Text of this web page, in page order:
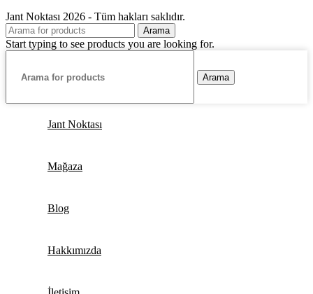
Jant Noktası 2026 - Tüm hakları saklıdır.
Arama
Start typing to see products you are looking for.
Arama
Jant Noktası
Mağaza
Blog
Hakkımızda